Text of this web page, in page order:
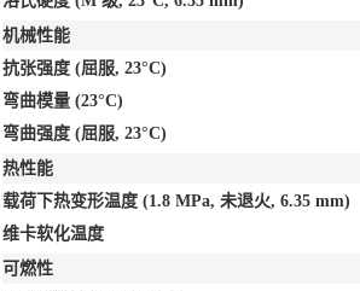
机械性能
抗张强度 (屈服, 23°C)
弯曲模量 (23°C)
弯曲强度 (屈服, 23°C)
热性能
载荷下热变形温度 (1.8 MPa, 未退火, 6.35 mm)
维卡软化温度
可燃性